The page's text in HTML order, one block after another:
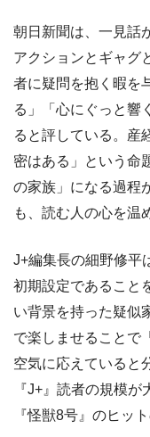
朝日新聞は、一見話
アクションとギャグ
者に疑問を抱く暇を
る」「心にぐっと響
ると評している。産
密はある」という命
の家族」になる過程
も、読む人の心を温
J+編集長の細野修平
初期設定であること
い背景を持った疑似
で楽しませることで
空気に応えていると
『J+』読者の規模が
『怪獣8号』のヒッ